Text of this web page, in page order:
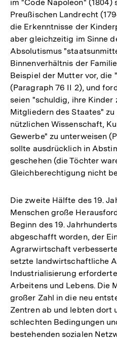
im "Code Napoleon" (1804)
Preußischen Landrecht
die Erkenntnisse der
aber gleichzeitig im Sinne
Absolutismus
Binnenverhältnis der
Beispiel der Mutter vor, die
(Paragraph 76 II 2), und
seien "schuldig, ihre
Mitgliedern des Staates" zu
nützlichen Wissenschaft,
Gewerbe" zu unterweisen
sollte ausdrücklich in
geschehen (die Töchter
Gleichberechtigung nicht
Die zweite Hälfte des 19.
Menschen große
Beginn des 19.
abgeschafft worden, der
Agrarwirtschaft
setzte landwirtschaftliche
Industrialisierung
Arbeitens und Lebens. Die
großer Zahl in die neu
Zentren ab und lebten dort
schlechten Bedingungen
bestehenden sozialen